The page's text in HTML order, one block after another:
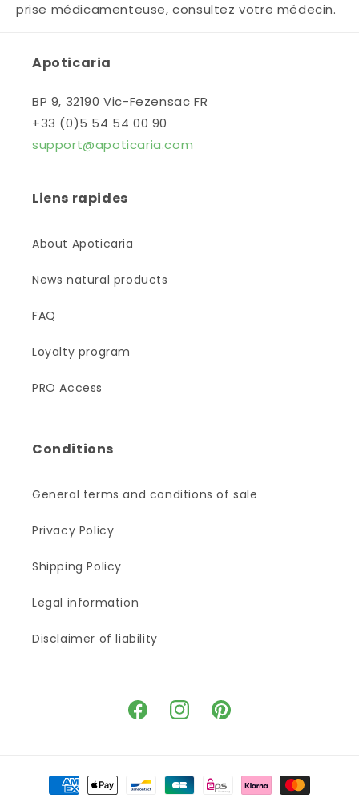
prise médicamenteuse, consultez votre médecin.
Apoticaria
BP 9, 32190 Vic-Fezensac FR
+33 (0)5 54 54 00 90
support@apoticaria.com
Liens rapides
About Apoticaria
News natural products
FAQ
Loyalty program
PRO Access
Conditions
General terms and conditions of sale
Privacy Policy
Shipping Policy
Legal information
Disclaimer of liability
FacebookInstagramPinterest
Means